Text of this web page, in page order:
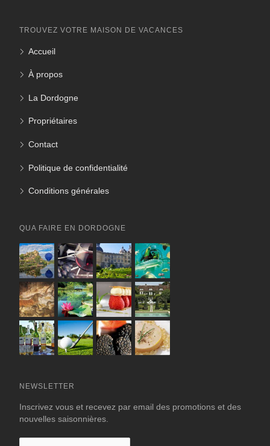
TROUVEZ VOTRE MAISON DE VACANCES
Accueil
À propos
La Dordogne
Propriétaires
Contact
Politique de confidentialité
Conditions générales
QUA FAIRE EN DORDOGNE
NEWSLETTER
Inscrivez vous et recevez par email des promotions et des
nouvelles saisonnières.